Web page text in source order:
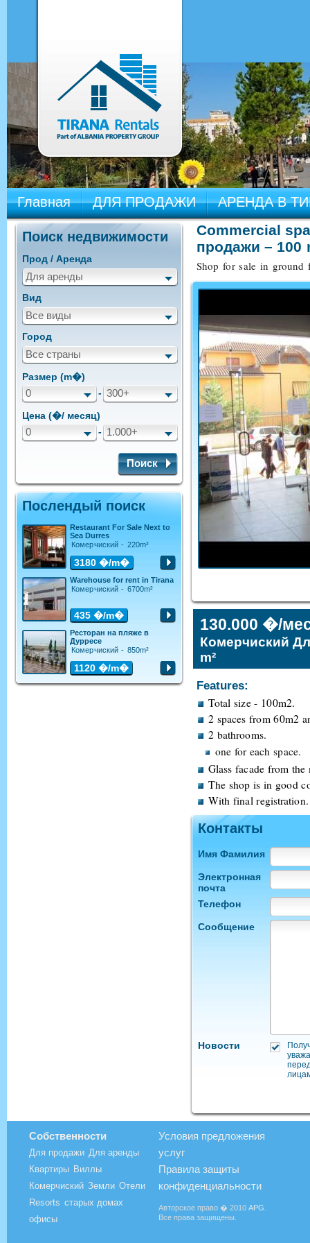
Главная ДЛЯ ПРОДАЖИ АРЕНДА В
Commercial
продажи – 100
Shop for sale in
130.000 �/
Комерчиский
m²
Features:
Total size - 100m2.
2 spaces from 60m2
2 bathrooms.
one for each space.
Glass facade from the
The shop is in good
With final registration.
Контакты
Имя Фамилия
Электронная
почта
Телефон
Сообщение
Новости
Поиск недвижимости
Прод / Аренда
Для аренды
Вид
Все виды
Город
Все страны
Размер (m�)
0 - 300+
Цена (�/ месяц)
0 - 1.000+
Поиск
Послендый поиск
Restaurant For Sale Next to
Sea Durres
Комерчиский - 220m²
3180 �/m�
Warehouse for rent in Tirana
Комерчиский - 6700m²
435 �/m�
Ресторан на пляже в
Дурресе
Комерчиский - 850m²
1120 �/m�
Собственности
Для продажи Для аренды
Квартиры Виллы
Комерчиский Земли Отели
Resorts старых домах
офисы
Условия предложения
услуг
Правила защиты
конфиденциальности
Авторское право � 2010 APG
Все права защищены.